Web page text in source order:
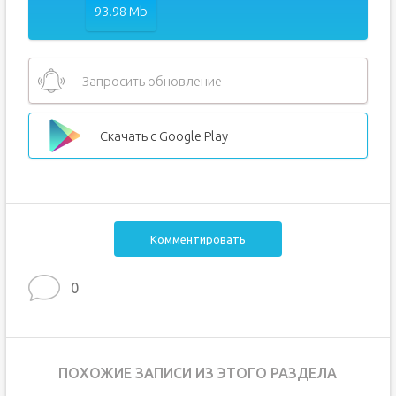
93.98 Mb
Запросить обновление
Скачать с Google Play
Комментировать
0
ПОХОЖИЕ ЗАПИСИ ИЗ ЭТОГО РАЗДЕЛА